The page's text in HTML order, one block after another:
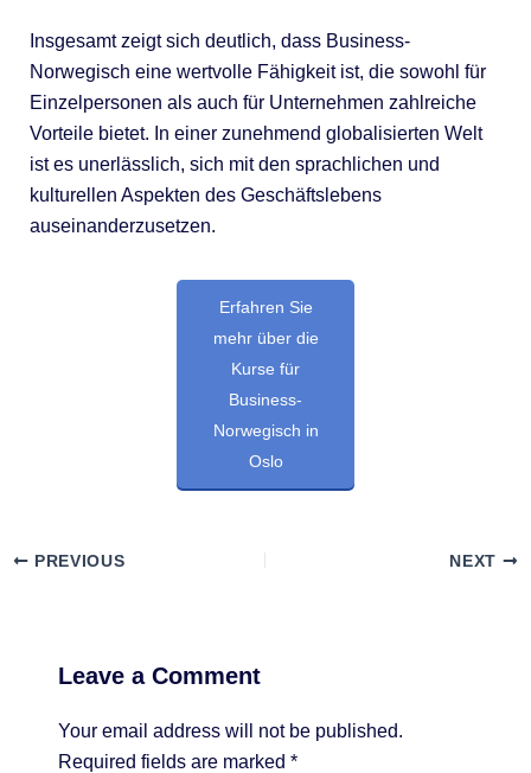
Insgesamt zeigt sich deutlich, dass Business-
Norwegisch eine wertvolle Fähigkeit ist, die sowohl für
Einzelpersonen als auch für Unternehmen zahlreiche
Vorteile bietet. In einer zunehmend globalisierten Welt
ist es unerlässlich, sich mit den sprachlichen und
kulturellen Aspekten des Geschäftslebens
auseinanderzusetzen.
Erfahren Sie
mehr über die
Kurse für
Business-
Norwegisch in
Oslo
PREVIOUS NEXT
Leave a Comment
Your email address will not be published.
Required fields are marked *